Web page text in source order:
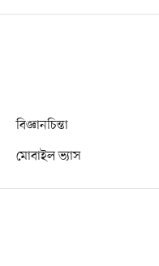
বিজ্ঞানচিন্তা
মোবাইল ভ্যাস